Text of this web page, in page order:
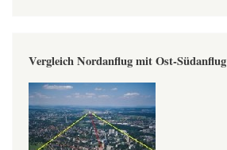
Vergleich Nordanflug mit Ost-Südanflug